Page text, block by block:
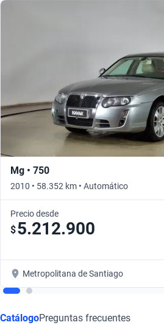
Mg • 750
2010 • 58.352 km • Automático
Precio desde
$5.212.900
Metropolitana de Santiago
CatálogoPreguntas frecuentes